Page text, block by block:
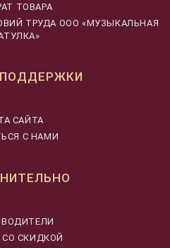
ТОВАРА
ТРУДА ООО «МУЗЫКАЛЬНАЯ
САЙТА
С НАМИ
СКИДКОЙ